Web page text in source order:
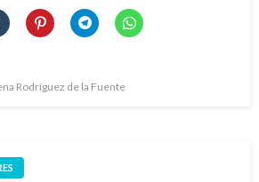
Rodríguez de la Fuente